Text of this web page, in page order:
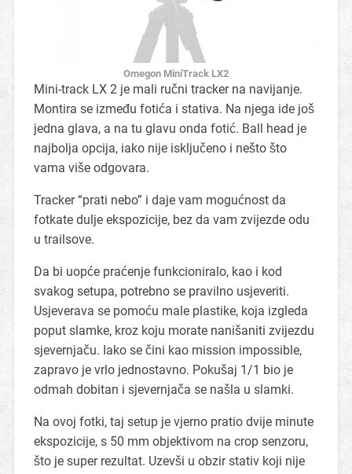
Omegon MiniTrack LX2
Mini-track LX 2 je mali ručni tracker na navijanje.
Montira se između fotića i stativa. Na njega ide još
jedna glava, a na tu glavu onda fotić. Ball head je
najbolja opcija, iako nije isključeno i nešto što
vama više odgovara.
Tracker “prati nebo” i daje vam mogućnost da
fotkate dulje ekspozicije, bez da vam zvijezde odu
u trailsove.
Da bi uopće praćenje funkcioniralo, kao i kod
svakog setupa, potrebno se pravilno usjeveriti.
Usjeverava se pomoću male plastike, koja izgleda
poput slamke, kroz koju morate nanišaniti zvijezdu
sjevernjaču. Iako se čini kao mission impossible,
zapravo je vrlo jednostavno. Pokušaj 1/1 bio je
odmah dobitan i sjevernjača se našla u slamki.
Na ovoj fotki, taj setup je vjerno pratio dvije minute
ekspozicije, s 50 mm objektivom na crop senzoru,
što je super rezultat. Uzevši u obzir stativ koji nije